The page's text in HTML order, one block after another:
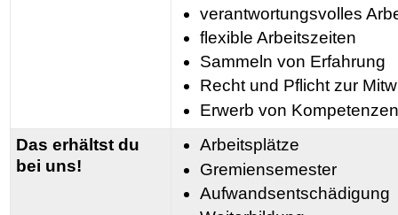
verantwortungsvolles
flexible Arbeitszeiten
Sammeln von Erfahrung
Recht und Pflicht zur
Erwerb von Kompetenzen
Das erhältst du
bei uns!
Arbeitsplätze
Gremiensemester
Aufwandsentschädigung